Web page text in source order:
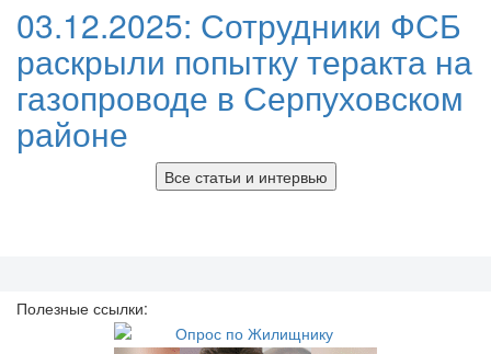
03.12.2025: Сотрудники ФСБ
раскрыли попытку теракта на
газопроводе в Серпуховском
районе
Все статьи и интервью
Полезные ссылки: